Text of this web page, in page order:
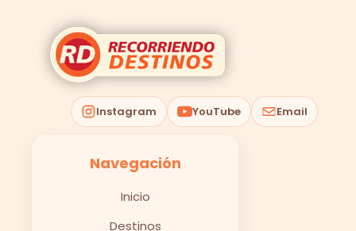
Instagram YouTube Email
Navegación
Inicio
Destinos